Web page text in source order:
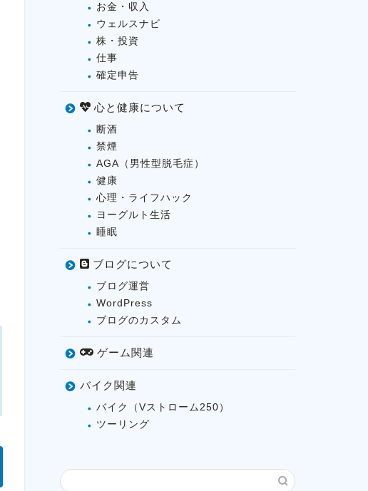
お金・収入
ウェルスナビ
株・投資
仕事
確定申告
心と健康について
断酒
禁煙
AGA（男性型脱毛症）
健康
心理・ライフハック
ヨーグルト生活
睡眠
ブログについて
ブログ運営
WordPress
ブログのカスタム
ゲーム関連
バイク関連
バイク（Vストローム250）
ツーリング